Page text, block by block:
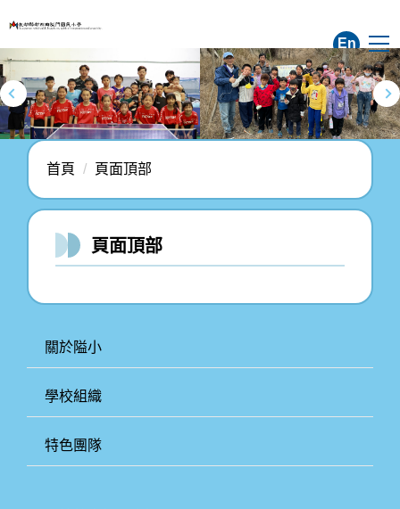
主
要
內
容
區
En
首頁 頁面頂部
頁面頂部
關於隘小
學校組織
特色團隊